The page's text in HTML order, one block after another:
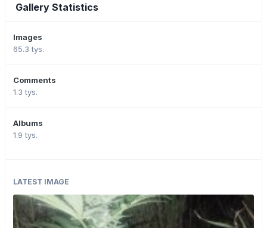
Gallery Statistics
Images
65.3 tys.
Comments
1.3 tys.
Albums
1.9 tys.
LATEST IMAGE